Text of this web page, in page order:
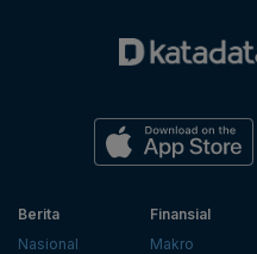
Berita
Nasional
Finansial
Makro